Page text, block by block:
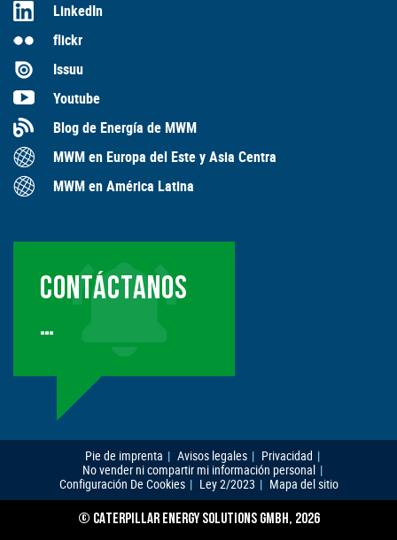
LinkedIn
flickr
Issuu
Youtube
Blog de Energía de MWM
MWM en Europa del Este y Asia Centra
MWM en América Latina
CONTÁCTANOS
…
Pie de imprenta Avisos legales
Privacidad
No vender ni compartir mi información personal
Configuración De Cookies
Ley 2/2023 Mapa del sitio
© CATERPILLAR ENERGY SOLUTIONS GMBH, 2026